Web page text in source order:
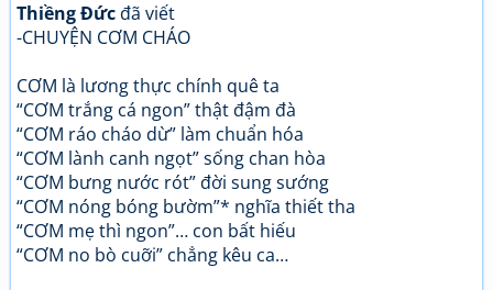
Thiềng Đứcđã viết
-CHUYỆN CƠM CHÁO
CƠM là lương thực chính quê ta
“CƠM trắng cá ngon” thật đậm đà
“CƠM ráo cháo dừ” làm chuẩn hóa
“CƠM lành canh ngọt” sống chan hòa
“CƠM bưng nước rót” đời sung sướng
“CƠM nóng bóng bườm”* nghĩa thiết tha
“CƠM mẹ thì ngon”… con bất hiếu
“CƠM no bò cuỡi” chẳng kêu ca…